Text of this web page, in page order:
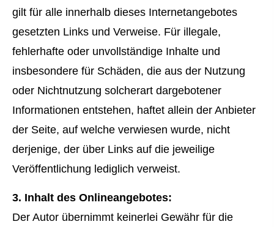
gilt für alle innerhalb dieses Internetangebotes
gesetzten Links und Verweise. Für illegale,
fehlerhafte oder unvollständige Inhalte und
insbesondere für Schäden, die aus der Nutzung
oder Nichtnutzung solcherart dargebotener
Informationen entstehen, haftet allein der Anbieter
der Seite, auf welche verwiesen wurde, nicht
derjenige, der über Links auf die jeweilige
Veröffentlichung lediglich verweist.
3. Inhalt des Onlineangebotes:
Der Autor übernimmt keinerlei Gewähr für die